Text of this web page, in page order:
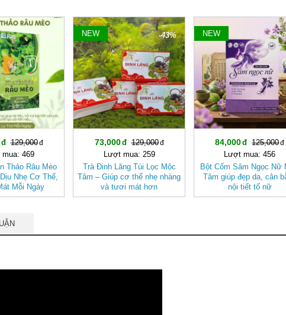
-41%
129,000
mua: 469
Thảo Râu Mèo
Nhẹ Cơ Thể,
Mỗi Ngày
-43%
NEW
73,000
129,000
Lượt mua: 259
Trà Đinh Lăng Túi Lọc Mộc
Tâm – Giúp cơ thể nhẹ nhàng
và tươi mát hơn
-
NEW
84,000
125,000
Lượt mua: 456
Bột Cốm Sâm Ngọc Nữ
Tâm giúp đẹp da, cân
nội tiết tố nữ